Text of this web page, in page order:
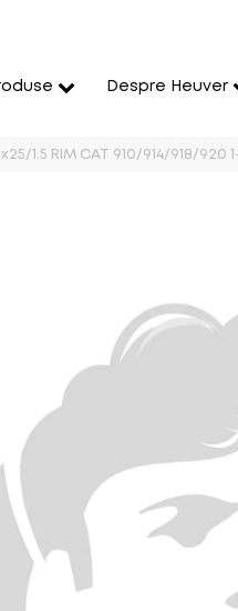
Despre Heuver
1.5 RIM CAT 910/914/918/920 1-